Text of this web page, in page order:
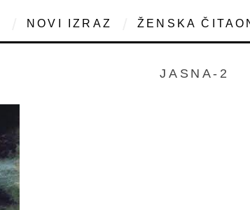
NOVI IZRAZ ŽENSKA
JASNA-2